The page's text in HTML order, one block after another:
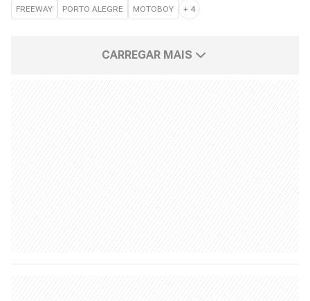
FREEWAY PORTO ALEGRE MOTOBOY + 4
CARREGAR MAIS